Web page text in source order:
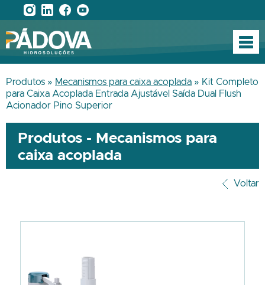
Produtos » Mecanismos para caixa acoplada » Kit Completo
para Caixa Acoplada Entrada Ajustável Saída Dual Flush
Acionador Pino Superior
Produtos - Mecanismos para
caixa acoplada
Voltar